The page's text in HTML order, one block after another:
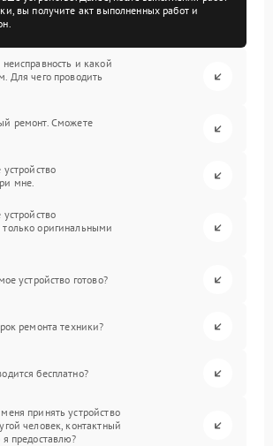
вы получите акт выполненных работ и
и какой
Для чего проводить
ремонт. Сможете
мне.
только оригинальными
устройство готово?
ремонта техники?
бесплатно?
принять устройство
человек, контактный
я предоставлю?